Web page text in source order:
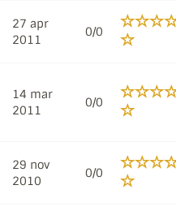
27 apr
2011
0/0
14 mar
2011
0/0
29 nov
2010
0/0